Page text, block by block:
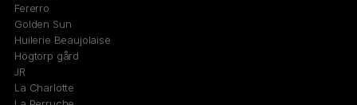
Fererro
Golden Sun
Huilerie Beaujolaise
Högtorp gård
JR
La Charlotte